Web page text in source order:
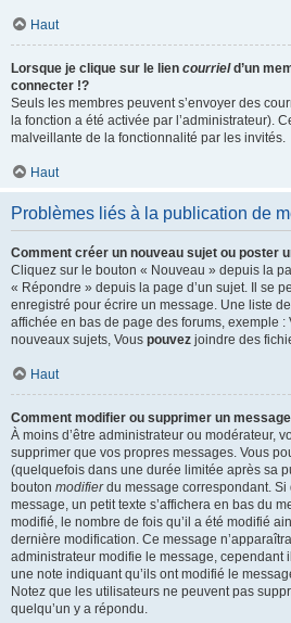
Haut
Lorsque je clique sur le lien courrield’un
connecter !?
Seuls les membres peuvent s’envoyer des
la fonction a été activée par l’administrateur).
malveillante de la fonctionnalité par les invités.
Haut
Problèmes liés à la publication de
Comment créer un nouveau sujet ou poster
Cliquez sur le bouton « Nouveau » depuis la
« Répondre » depuis la page d’un sujet. Il se
enregistré pour écrire un message. Une liste
affichée en bas de page des forums, exemple :
nouveaux sujets, Vous pouvez joindre des
Haut
Comment modifier ou supprimer un
À moins d’être administrateur ou modérateur,
supprimer que vos propres messages. Vous
(quelquefois dans une durée limitée après sa
bouton modifierdu message correspondant. Si
message, un petit texte s’affichera en bas du
modifié, le nombre de fois qu’il a été modifié
dernière modification. Ce message
administrateur modifie le message, cependant
une note indiquant qu’ils ont modifié le
Notez que les utilisateurs ne peuvent pas
quelqu’un y a répondu.